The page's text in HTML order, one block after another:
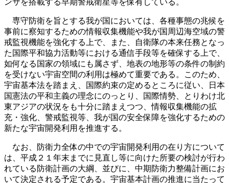
ンサを搭載する早期警戒衛星等を保有している。
専守防衛を旨とする我が国においては、各種事態の兆候を
事前に察知するための情報収集機能や我が国周辺海空域の警
戒監視機能を強化する上で、また、自衛隊の本来任務となっ
た国際平和協力活動等における通信手段等を確保する上で、
如何なる国家の領域にも属さず、地表の地形等の条件の制約
を受けない宇宙空間の利用は極めて重要である。このため、
宇宙基本法を踏まえ、国際約束の定めるところに従い、日本
国憲法の平和主義の理念にのっとり、国際情勢、とりわけ北
東アジアの状況をも十分に踏まえつつ、情報収集機能の拡
充・強化、警戒監視等、我が国の安全保障を強化するための
新たな宇宙開発利用を推進する。
なお、防衛力全体の中での宇宙開発利用の在り方について
は、平成２１年末までに見直し等に向けた所要の検討が行わ
れている防衛計画の大綱、並びに、中期防衛力整備計画にお
いて決定される予定である。宇宙基本計画の推進に当たって